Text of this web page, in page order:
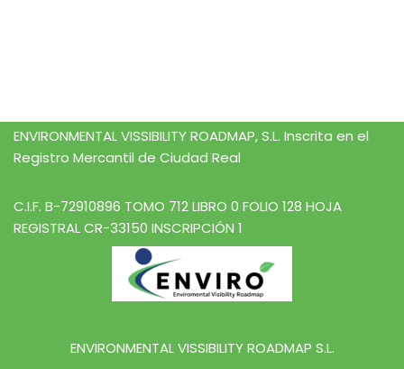
ENVIRONMENTAL VISSIBILITY ROADMAP, S.L. Inscrita en el
Registro Mercantil de Ciudad Real
C.I.F. B-72910896 TOMO 712 LIBRO 0 FOLIO 128 HOJA
REGISTRAL CR-33150 INSCRIPCIÓN 1
ENVIRONMENTAL VISSIBILITY ROADMAP S.L.